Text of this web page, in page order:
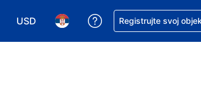
USD
Izaberite valutu. Vaša trenutna valuta je
Izaberite jezik. Vaš trenutni
Zatražite pomoć u
Registrujte svoj